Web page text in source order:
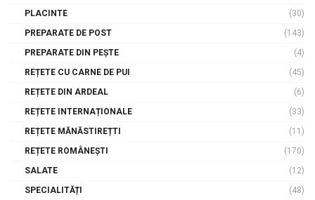
PLACINTE
(30)
PREPARATE DE POST
(143)
PREPARATE DIN PEȘTE
(4)
REȚETE CU CARNE DE PUI
(45)
REȚETE DIN ARDEAL
(6)
REȚETE INTERNAȚIONALE
(33)
REȚETE MĂNĂSTIREȚTI
(11)
REȚETE ROMÂNEȘTI
(170)
SALATE
(12)
SPECIALITĂȚI
(48)